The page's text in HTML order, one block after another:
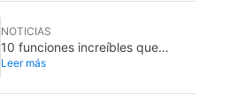
NOTICIAS
10 funciones increíbles que
tienes en la barra de direcciones
seguramente desconocías)
Leer más